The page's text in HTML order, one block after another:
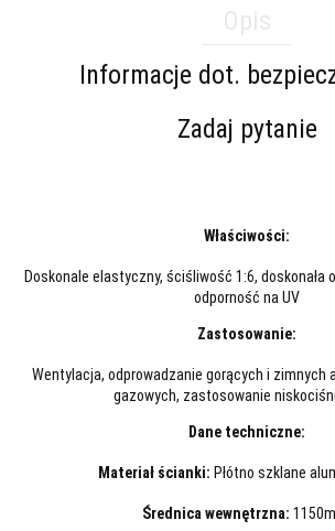
Informacje dot.
Zadaj pytanie
Właściwości:
Doskonale elastyczny, ściśliwość 1:6, doskonała
odporność na UV
Zastosowanie:
Wentylacja, odprowadzanie gorących i zimnych
gazowych, zastosowanie
Dane techniczne:
Materiał ścianki: Płótno szklane
Średnica wewnętrzna: